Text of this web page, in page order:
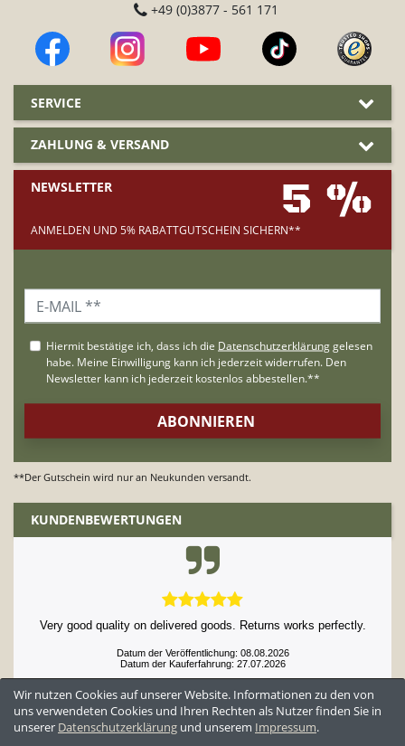
+49 (0)3877 - 561 171
SERVICE
ZAHLUNG & VERSAND
NEWSLETTER 5 %
ANMELDEN UND 5% RABATTGUTSCHEIN SICHERN**
**Der Gutschein wird nur an Neukunden versandt.
KUNDENBEWERTUNGEN
Very good quality on delivered goods. Returns works perfectly.
Datum der Veröffentlichung: 08.08.2026
Datum der Kauferfahrung: 27.07.2026
Wir nutzen Cookies auf unserer Website. Informationen zu den von
uns verwendeten Cookies und Ihren Rechten als Nutzer finden Sie in
unserer Daten­schutz­erklärung und unserem Impressum.